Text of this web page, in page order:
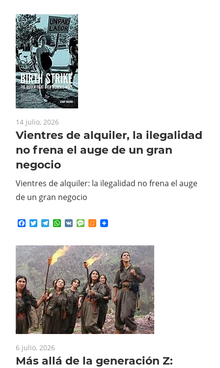
14 julio, 2026
Vientres de alquiler, la ilegalidad
no frena el auge de un gran
negocio
Vientres de alquiler: la ilegalidad no frena el auge
de un gran negocio
Facebook
TwitterTelegram
WhatsApp
VK MessageMeneame
6 julio, 2026
Más allá de la generación Z: